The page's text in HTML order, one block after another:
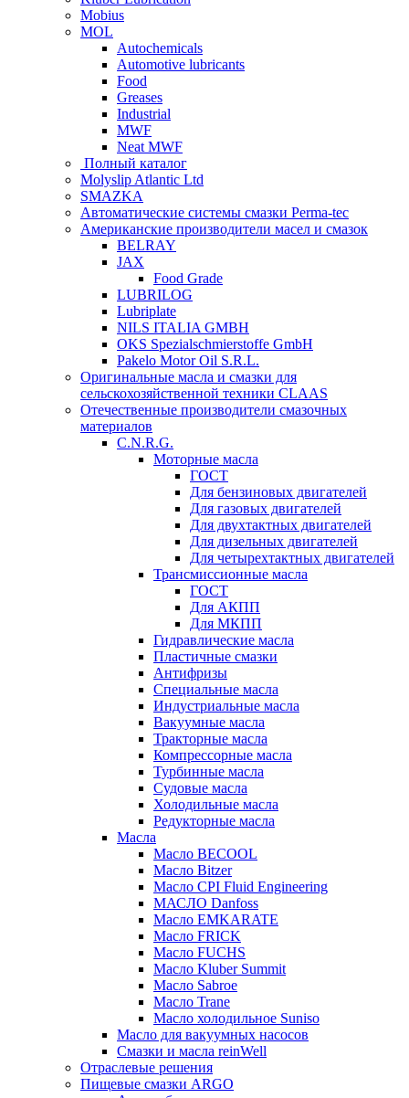
Mobius
MOL
Autochemicals
Automotive lubricants
Food
Greases
Industrial
MWF
Neat MWF
Полный каталог
Molyslip Atlantic Ltd
SMAZKA
Автоматические системы смазки Perma-tec
Американские производители масел и смазок
BELRAY
JAX
Food Grade
LUBRILOG
Lubriplate
NILS ITALIA GMBH
OKS Spezialschmierstoffe GmbH
Pakelo Motor Oil S.R.L.
Оригинальные масла и смазки для
сельскохозяйственной техники CLAAS
Отечественные производители смазочных
материалов
C.N.R.G.
Моторные масла
ГОСТ
Для бензиновых двигателей
Для газовых двигателей
Для двухтактных двигателей
Для дизельных двигателей
Для четырехтактных двигателей
Трансмиссионные масла
ГОСТ
Для АКПП
Для МКПП
Гидравлические масла
Пластичные смазки
Антифризы
Специальные масла
Индустриальные масла
Вакуумные масла
Тракторные масла
Компрессорные масла
Турбинные масла
Судовые масла
Холодильные масла
Редукторные масла
Масла
Масло BECOOL
Масло Bitzer
Масло CPI Fluid Engineering
МАСЛО Danfoss
Масло EMKARATE
Масло FRICK
Масло FUCHS
Масло Kluber Summit
Масло Sabroe
Масло Trane
Масло холодильное Suniso
Масло для вакуумных насосов
Смазки и масла reinWell
Отраслевые решения
Пищевые смазки ARGO